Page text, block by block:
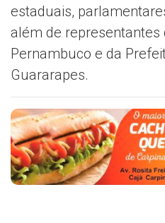
estaduais,
além de representantes
Pernambuco e da
Guararapes.